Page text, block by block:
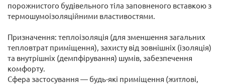
порожнистого будівельного тіла заповненого вставкою з
термошумоізоляційними властивостями.
Призначення: теплоізоляція (для зменшення загальних
тепловтрат приміщення), захисту від зовнішніх (ізоляція)
та внутрішніх (демпфірування) шумів, забезпечення
комфорту.
Сфера застосування — будь-які приміщення (житлові,